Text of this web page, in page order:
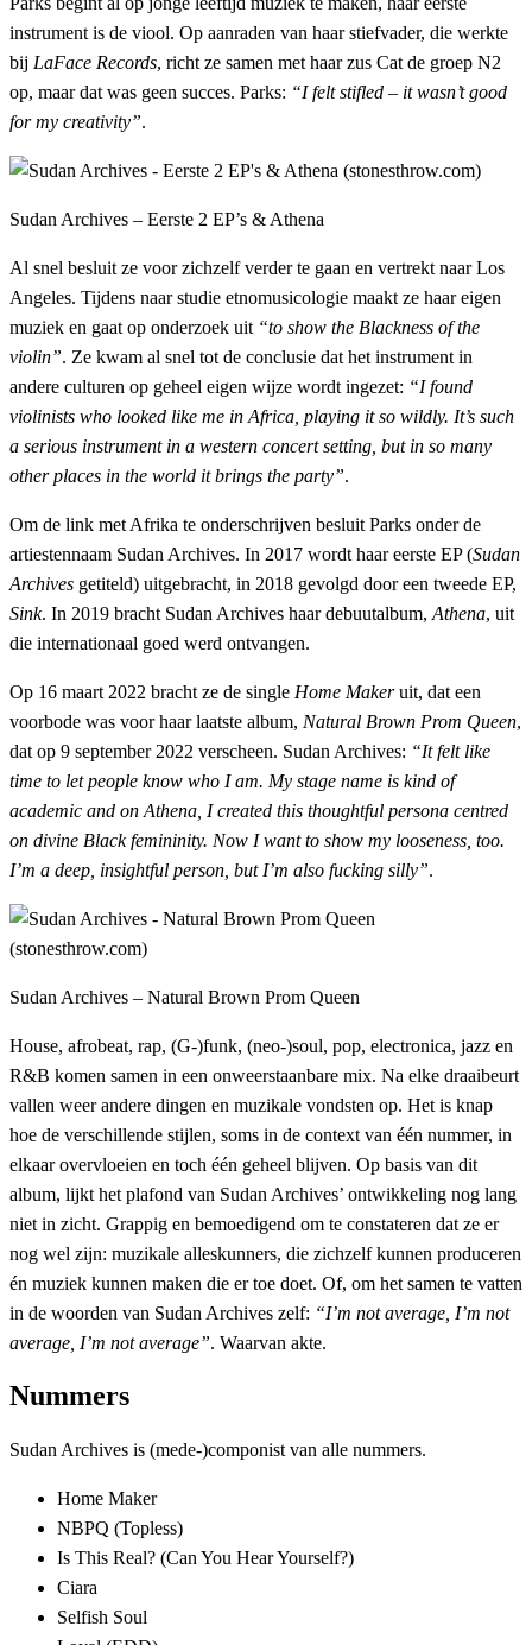
instrument is de viool. Op aanraden van haar stiefvader, die werkte
bij LaFace Records, richt ze samen met haar zus Cat de groep N2
op, maar dat was geen succes. Parks: “I felt stifled – it wasn’t good
for my creativity”.
Sudan Archives – Eerste 2 EP’s & Athena
Al snel besluit ze voor zichzelf verder te gaan en vertrekt naar Los
Angeles. Tijdens naar studie etnomusicologie maakt ze haar eigen
muziek en gaat op onderzoek uit “to show the Blackness of the
violin”. Ze kwam al snel tot de conclusie dat het instrument in
andere culturen op geheel eigen wijze wordt ingezet: “I found
violinists who looked like me in Africa, playing it so wildly. It’s such
a serious instrument in a western concert setting, but in so many
other places in the world it brings the party”.
Om de link met Afrika te onderschrijven besluit Parks onder de
artiestennaam Sudan Archives. In 2017 wordt haar eerste EP (Sudan
Archives getiteld) uitgebracht, in 2018 gevolgd door een tweede EP,
Sink. In 2019 bracht Sudan Archives haar debuutalbum, Athena, uit
die internationaal goed werd ontvangen.
Op 16 maart 2022 bracht ze de single Home Makeruit, dat een
voorbode was voor haar laatste album, Natural Brown Prom Queen,
dat op 9 september 2022 verscheen. Sudan Archives: “It felt like
time to let people know who I am. My stage name is kind of
academic and on Athena, I created this thoughtful persona centred
on divine Black femininity. Now I want to show my looseness, too.
I’m a deep, insightful person, but I’m also fucking silly”.
Sudan Archives – Natural Brown Prom Queen
House, afrobeat, rap, (G-)funk, (neo-)soul, pop, electronica, jazz en
R&B komen samen in een onweerstaanbare mix. Na elke draaibeurt
vallen weer andere dingen en muzikale vondsten op. Het is knap
hoe de verschillende stijlen, soms in de context van één nummer, in
elkaar overvloeien en toch één geheel blijven. Op basis van dit
album, lijkt het plafond van Sudan Archives’ ontwikkeling nog lang
niet in zicht. Grappig en bemoedigend om te constateren dat ze er
nog wel zijn: muzikale alleskunners, die zichzelf kunnen produceren
én muziek kunnen maken die er toe doet. Of, om het samen te vatten
in de woorden van Sudan Archives zelf: “I’m not average, I’m not
average, I’m not average”. Waarvan akte.
Nummers
Sudan Archives is (mede-)componist van alle nummers.
Home Maker
NBPQ (Topless)
Is This Real? (Can You Hear Yourself?)
Ciara
Selfish Soul